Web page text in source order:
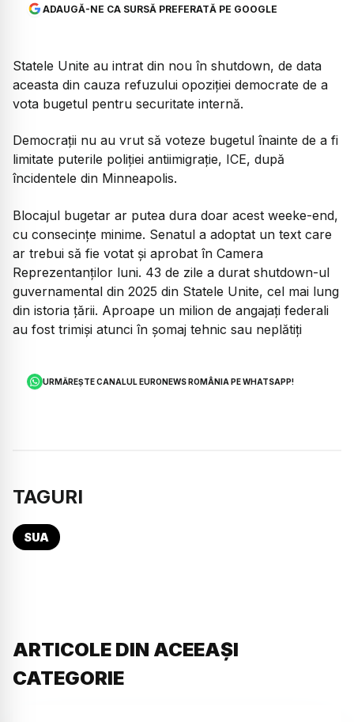
ADAUGĂ-NE CA SURSĂ PREFERATĂ PE GOOGLE
Statele Unite au intrat din nou în shutdown, de data
aceasta din cauza refuzului opoziției democrate de a
vota bugetul pentru securitate internă.
Democrații nu au vrut să voteze bugetul înainte de a fi
limitate puterile poliției antiimigrație, ICE, după
încidentele din Minneapolis.
Blocajul bugetar ar putea dura doar acest weeke-end,
cu consecințe minime. Senatul a adoptat un text care
ar trebui să fie votat și aprobat în Camera
Reprezentanților luni. 43 de zile a durat shutdown-ul
guvernamental din 2025 din Statele Unite, cel mai lung
din istoria țării. Aproape un milion de angajați federali
au fost trimiși atunci în șomaj tehnic sau neplătiți
URMĂREȘTE CANALUL EURONEWS ROMÂNIA PE WHATSAPP!
TAGURI
SUA
ARTICOLE DIN ACEEAȘI
CATEGORIE